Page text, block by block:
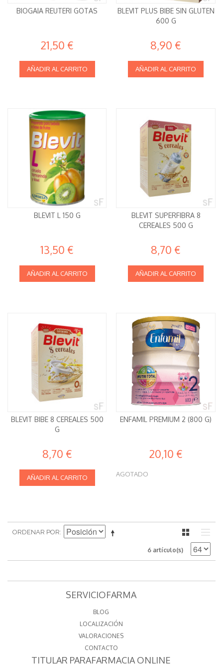
BIOGAIA REUTERI GOTAS
21,50 €
AÑADIR AL CARRITO
BLEVIT PLUS BIBE SIN GLUTEN
600 G
8,90 €
AÑADIR AL CARRITO
BLEVIT L 150 G
13,50 €
AÑADIR AL CARRITO
BLEVIT SUPERFIBRA 8
CEREALES 500 G
8,70 €
AÑADIR AL CARRITO
BLEVIT BIBE 8 CEREALES 500
G
8,70 €
AÑADIR AL CARRITO
ENFAMIL PREMIUM 2 (800 G)
20,10 €
AGOTADO
ORDENAR POR
6 artículo(s)
SERVICIOFARMA
BLOG
LOCALIZACIÓN
VALORACIONES
CONTACTO
TITULAR PARAFARMACIA ONLINE